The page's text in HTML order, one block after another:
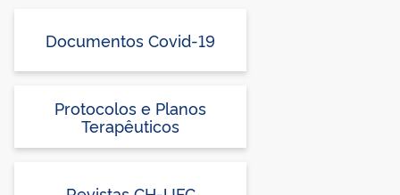
Documentos Covid-19
Protocolos e Planos
Terapêuticos